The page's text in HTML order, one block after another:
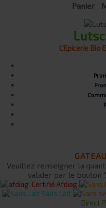
Panier
L'Epicerie Bio
Veuillez renseigner la
valider par le bouton
Certifié Afdiag
Sans Lait
Direct